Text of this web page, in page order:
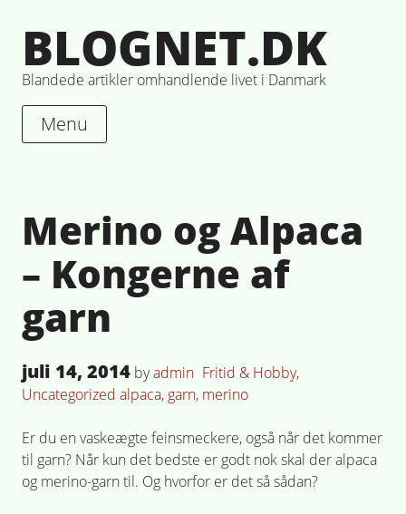
to
content
BLOGNET.DK
Blandede artikler omhandlende livet i Danmark
Menu
Merino og Alpaca
– Kongerne af
garn
Posted
on
juli 14, 2014 byadmin Posted
in
Fritid & Hobby,
Uncategorized Tagged
alpaca, garn, merino
Er du en vaskeægte feinsmeckere, også når det kommer
til garn? Når kun det bedste er godt nok skal der alpaca
og merino-garn til. Og hvorfor er det så sådan?